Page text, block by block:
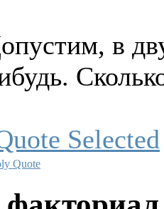
в
Quote